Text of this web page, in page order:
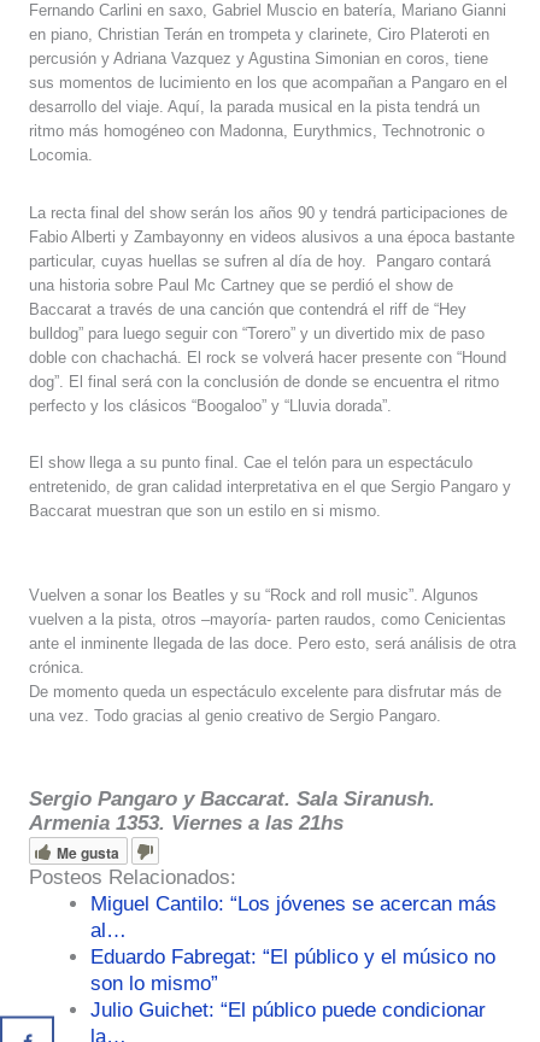
Fernando Carlini en saxo, Gabriel Muscio en batería, Mariano Gianni
en piano, Christian Terán en trompeta y clarinete, Ciro Plateroti en
percusión y Adriana Vazquez y Agustina Simonian en coros, tiene
sus momentos de lucimiento en los que acompañan a Pangaro en el
desarrollo del viaje. Aquí, la parada musical en la pista tendrá un
ritmo más homogéneo con Madonna, Eurythmics, Technotronic o
Locomia.
La recta final del show serán los años 90 y tendrá participaciones de
Fabio Alberti y Zambayonny en videos alusivos a una época bastante
particular, cuyas huellas se sufren al día de hoy. Pangaro contará
una historia sobre Paul Mc Cartney que se perdió el show de
Baccarat a través de una canción que contendrá el riff de “Hey
bulldog” para luego seguir con “Torero” y un divertido mix de paso
doble con chachachá. El rock se volverá hacer presente con “Hound
dog”. El final será con la conclusión de donde se encuentra el ritmo
perfecto y los clásicos “Boogaloo” y “Lluvia dorada”.
El show llega a su punto final. Cae el telón para un espectáculo
entretenido, de gran calidad interpretativa en el que Sergio Pangaro y
Baccarat muestran que son un estilo en si mismo.
Vuelven a sonar los Beatles y su “Rock and roll music”. Algunos
vuelven a la pista, otros –mayoría- parten raudos, como Cenicientas
ante el inminente llegada de las doce. Pero esto, será análisis de otra
crónica.
De momento queda un espectáculo excelente para disfrutar más de
una vez. Todo gracias al genio creativo de Sergio Pangaro.
Sergio Pangaro y Baccarat. Sala Siranush.
Armenia 1353. Viernes a las 21hs
Me gusta
Posteos Relacionados:
Miguel Cantilo: “Los jóvenes se acercan más
al…
Eduardo Fabregat: “El público y el músico no
son lo mismo”
Julio Guichet: “El público puede condicionar
la…